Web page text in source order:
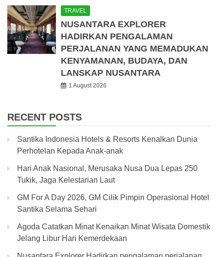
TRAVEL
NUSANTARA EXPLORER
HADIRKAN PENGALAMAN
PERJALANAN YANG MEMADUKAN
KENYAMANAN, BUDAYA, DAN
LANSKAP NUSANTARA
1 August 2026
RECENT POSTS
Santika Indonesia Hotels & Resorts Kenalkan Dunia
Perhotelan Kepada Anak-anak
Hari Anak Nasional, Merusaka Nusa Dua Lepas 250
Tukik, Jaga Kelestarian Laut
GM For A Day 2026, GM Cilik Pimpin Operasional Hotel
Santika Selama Sehari
Agoda Catatkan Minat Kenaikan Minat Wisata Domestik
Jelang Libur Hari Kemerdekaan